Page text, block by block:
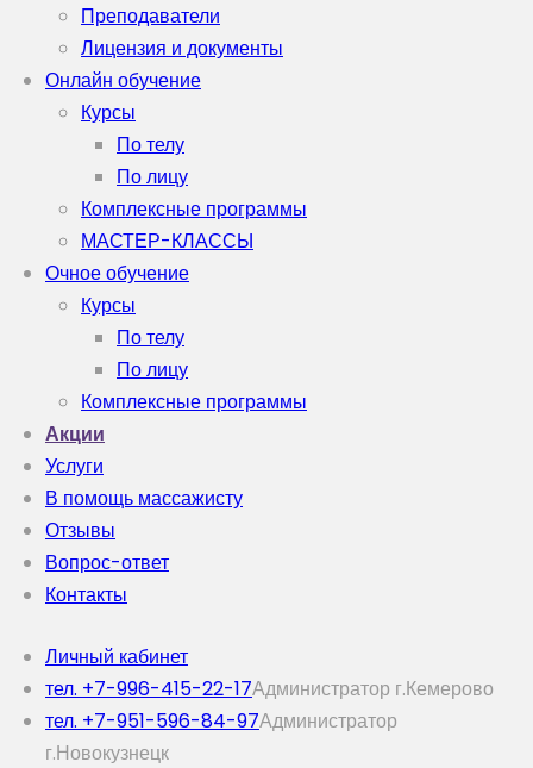
Преподаватели
Лицензия и документы
Онлайн обучение
Курсы
По телу
По лицу
Комплексные программы
МАСТЕР-КЛАССЫ
Очное обучение
Курсы
По телу
По лицу
Комплексные программы
Акции
Услуги
В помощь массажисту
Отзывы
Вопрос-ответ
Контакты
Личный кабинет
тел. +7-996-415-22-17Администратор г.Кемерово
тел. +7-951-596-84-97Администратор
г.Новокузнецк